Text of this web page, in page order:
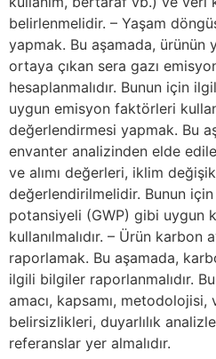
belirlenmelidir. – Yaşam
yapmak. Bu aşamada, ürünün
ortaya çıkan sera gazı
hesaplanmalıdır. Bunun için
uygun emisyon faktörleri
değerlendirmesi yapmak. Bu
envanter analizinden elde
ve alımı değerleri, iklim
değerlendirilmelidir. Bunun için
potansiyeli (GWP) gibi uygun
kullanılmalıdır. – Ürün karbon
raporlamak. Bu aşamada,
ilgili bilgiler raporlanmalıdır.
amacı, kapsamı, metodolojisi,
belirsizlikleri, duyarlılık
referanslar yer almalıdır.